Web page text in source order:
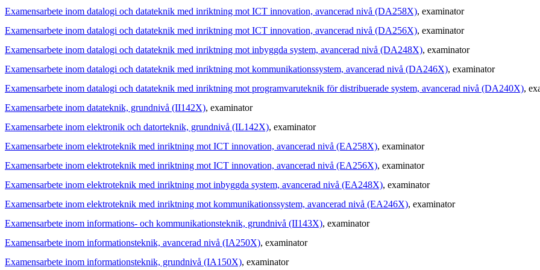
Examensarbete inom datalogi och datateknik med inriktning mot ICT innovation, avancerad nivå (DA258X), examinator
Examensarbete inom datalogi och datateknik med inriktning mot ICT innovation, avancerad nivå (DA256X), examinator
Examensarbete inom datalogi och datateknik med inriktning mot inbyggda system, avancerad nivå (DA248X), examinator
Examensarbete inom datalogi och datateknik med inriktning mot kommunikationssystem, avancerad nivå (DA246X), examinator
Examensarbete inom datalogi och datateknik med inriktning mot programvaruteknik för distribuerade system, avancerad nivå (DA240X),
Examensarbete inom datateknik, grundnivå (II142X), examinator
Examensarbete inom elektronik och datorteknik, grundnivå (IL142X), examinator
Examensarbete inom elektroteknik med inriktning mot ICT innovation, avancerad nivå (EA258X), examinator
Examensarbete inom elektroteknik med inriktning mot ICT innovation, avancerad nivå (EA256X), examinator
Examensarbete inom elektroteknik med inriktning mot inbyggda system, avancerad nivå (EA248X), examinator
Examensarbete inom elektroteknik med inriktning mot kommunikationssystem, avancerad nivå (EA246X), examinator
Examensarbete inom informations- och kommunikationsteknik, grundnivå (II143X), examinator
Examensarbete inom informationsteknik, avancerad nivå (IA250X), examinator
Examensarbete inom informationsteknik, grundnivå (IA150X), examinator